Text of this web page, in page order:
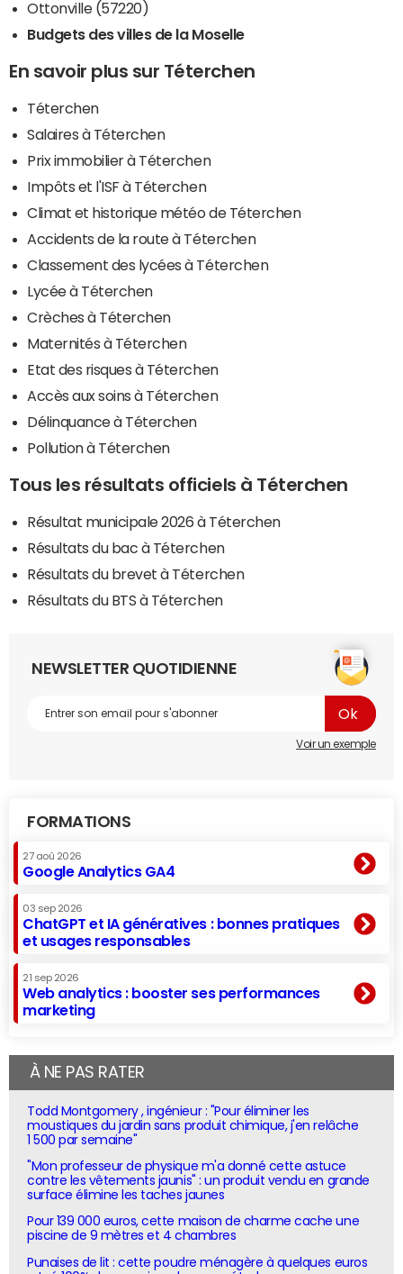
Ottonville (57220)
Budgets des villes de la Moselle
En savoir plus sur Téterchen
Téterchen
Salaires à Téterchen
Prix immobilier à Téterchen
Impôts et l'ISF à Téterchen
Climat et historique météo de Téterchen
Accidents de la route à Téterchen
Classement des lycées à Téterchen
Lycée à Téterchen
Crèches à Téterchen
Maternités à Téterchen
Etat des risques à Téterchen
Accès aux soins à Téterchen
Délinquance à Téterchen
Pollution à Téterchen
Tous les résultats officiels à Téterchen
Résultat municipale 2026 à Téterchen
Résultats du bac à Téterchen
Résultats du brevet à Téterchen
Résultats du BTS à Téterchen
NEWSLETTER QUOTIDIENNE
Voir un exemple
FORMATIONS
27 aoû 2026
Google Analytics GA4
03 sep 2026
ChatGPT et IA génératives : bonnes pratiques
et usages responsables
21 sep 2026
Web analytics : booster ses performances
marketing
À NE PAS RATER
Todd Montgomery , ingénieur : "Pour éliminer les
moustiques du jardin sans produit chimique, j'en relâche
1 500 par semaine"
"Mon professeur de physique m'a donné cette astuce
contre les vêtements jaunis" : un produit vendu en grande
surface élimine les taches jaunes
Pour 139 000 euros, cette maison de charme cache une
piscine de 9 mètres et 4 chambres
Punaises de lit : cette poudre ménagère à quelques euros